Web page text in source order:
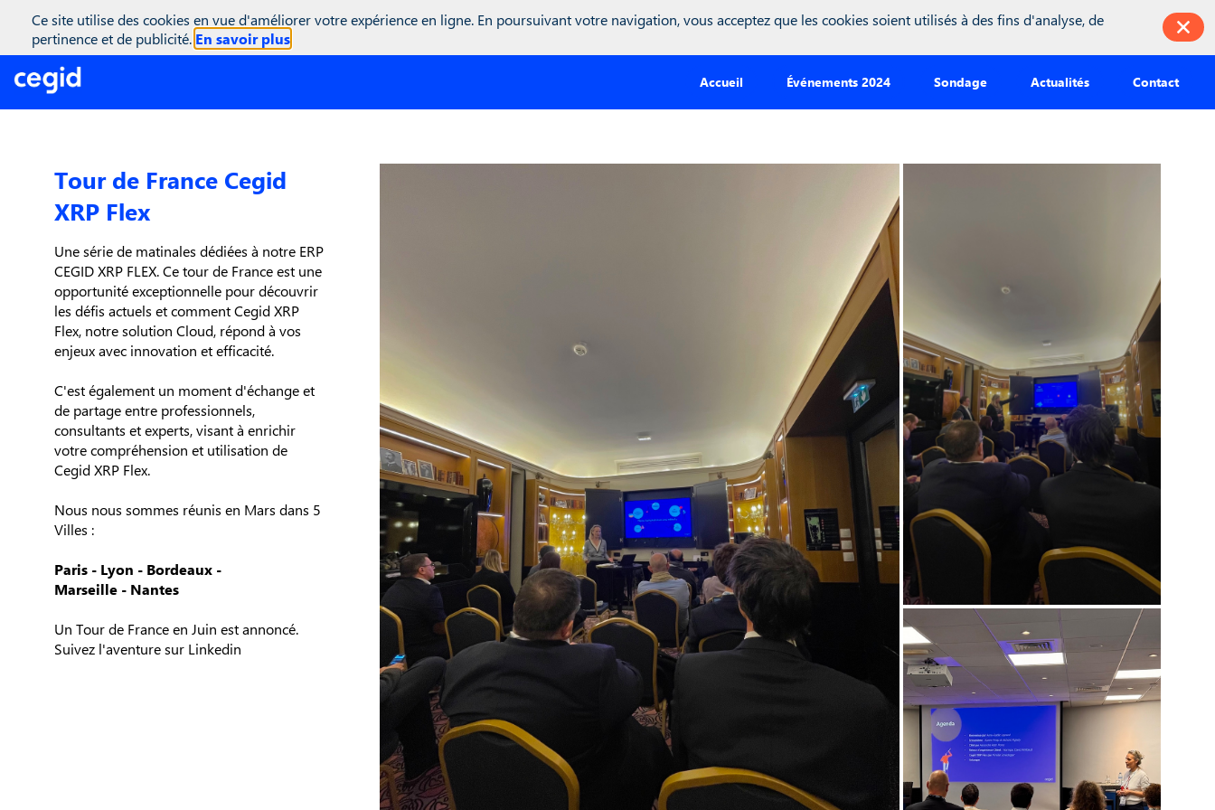
Accueil Événements 2024 Sondage Actualités Contact
Tour de France Cegid
XRP Flex
Une série de matinales dédiées à notre ERP
CEGID XRP FLEX. Ce tour de France est une
opportunité exceptionnelle pour découvrir
les défis actuels et comment Cegid XRP
Flex, notre solution Cloud, répond à vos
enjeux avec innovation et efficacité.
C'est également un moment d'échange et
de partage entre professionnels,
consultants et experts, visant à enrichir
votre compréhension et utilisation de
Cegid XRP Flex.
Nous nous sommes réunis en Mars dans 5
Villes :
Paris - Lyon - Bordeaux -
Marseille - Nantes
Un Tour de France en Juin est annoncé.
Suivez l'aventure sur Linkedin
Ce site utilise des cookies en vue d'améliorer votre expérience en ligne. En poursuivant votre navigation, vous acceptez que les cookies soient utilisés à des fins d'analyse, de
pertinence et de publicité. En savoir plus
inwink.tracking.trackers || []; inwink.tracking.trackers.push({ script: { id : "mytracker", innerContent : '(function() {\r\n var didInit = false;\r\n function initMunchkin() {\r\n if(didInit === false) {\r\n
didInit = true;\r\n Munchkin.init('818-MJH-876');\r\n }\r\n }\r\n var s = document.createElement('script');\r\n s.type = 'text/javascript';\r\n s.async = true;\r\n s.src =
'//munchkin.marketo.net/munchkin.js';\r\n s.onreadystatechange = function() {\r\n if (this.readyState == 'complete' || this.readyState == 'loaded') {\r\n initMunchkin();\r\n }\r\n };\r\n s.onload =
initMunchkin;\r\n document.getElementsByTagName('head')[0].appendChild(s);\r\n})();' }, trackPage: function(location){}, trackAction: function(category, action, label){} }); if (inwink.trackingStatus)